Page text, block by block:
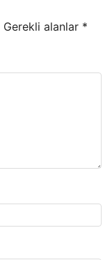
Gerekli alanlar *